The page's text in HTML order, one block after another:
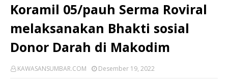
Koramil 05/pauh Serma Roviral
melaksanakan Bhakti sosial
Donor Darah di Makodim
KAWASANSUMBAR.COM Desember 19, 2022